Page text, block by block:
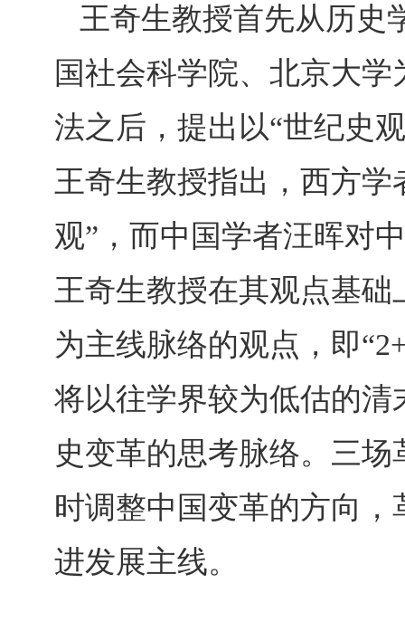
王奇生教授首先从历史
国社会科学院、北京大
法之后，提出以“世纪史
王奇生教授指出，西方
观”，而中国学者汪晖对
王奇生教授在其观点基
为主线脉络的观点，即
将以往学界较为低估的
史变革的思考脉络。三
时调整中国变革的方向
进发展主线。